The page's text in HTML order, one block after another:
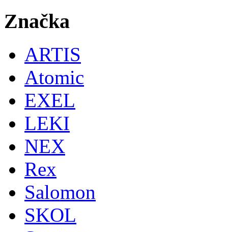
Značka
ARTIS
Atomic
EXEL
LEKI
NEX
Rex
Salomon
SKOL